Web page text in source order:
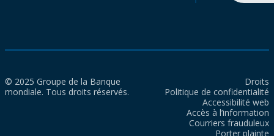
© 2025 Groupe de la Banque
mondiale. Tous droits réservés.
Droits
Politique de confidentialité
Accessibilité web
Accès à l’information
Courriers frauduleux
Porter plainte